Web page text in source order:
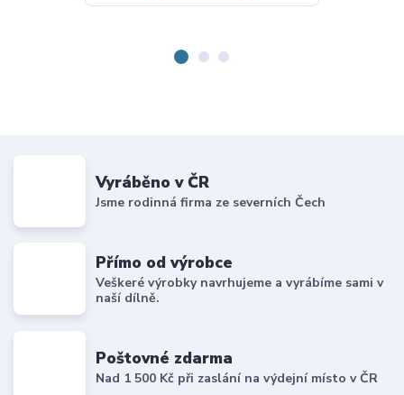
Vyráběno v ČR
Jsme rodinná firma ze severních Čech
Přímo od výrobce
Veškeré výrobky navrhujeme a vyrábíme sami v
naší dílně.
Poštovné zdarma
Nad 1 500 Kč při zaslání na výdejní místo v ČR